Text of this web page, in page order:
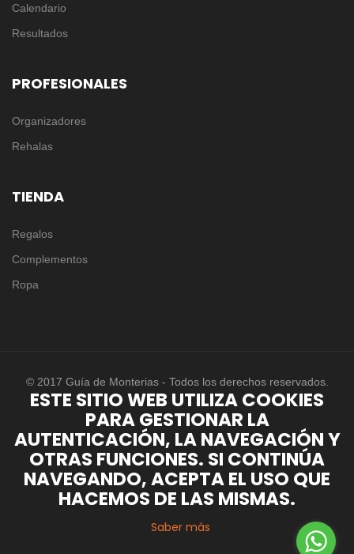
Calendario
Resultados
PROFESIONALES
Organizadores
Rehalas
TIENDA
Regalos
Complementos
Ropa
© 2017 Guía de Monterias - Todos los derechos reservados.
ESTE SITIO WEB UTILIZA COOKIES
PARA GESTIONAR LA
AUTENTICACIÓN, LA NAVEGACIÓN Y
OTRAS FUNCIONES. SI CONTINÚA
NAVEGANDO, ACEPTA EL USO QUE
HACEMOS DE LAS MISMAS.
Saber más